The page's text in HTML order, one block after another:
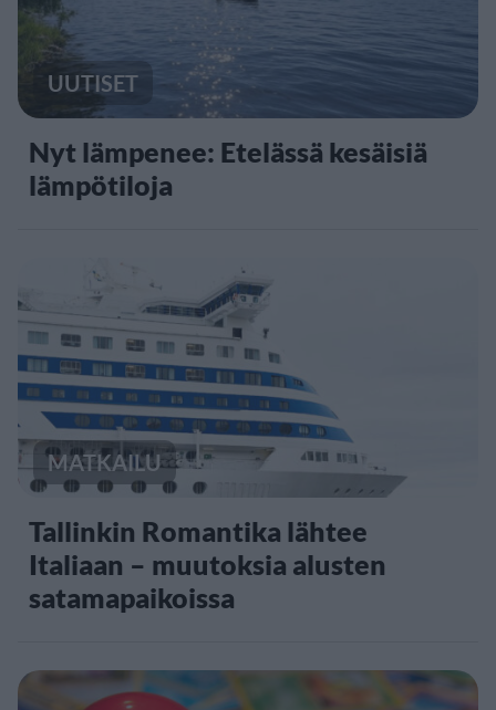
UUTISET
Nyt lämpenee: Etelässä kesäisiä
lämpötiloja
MATKAILU
Tallinkin Romantika lähtee
Italiaan – muutoksia alusten
satamapaikoissa